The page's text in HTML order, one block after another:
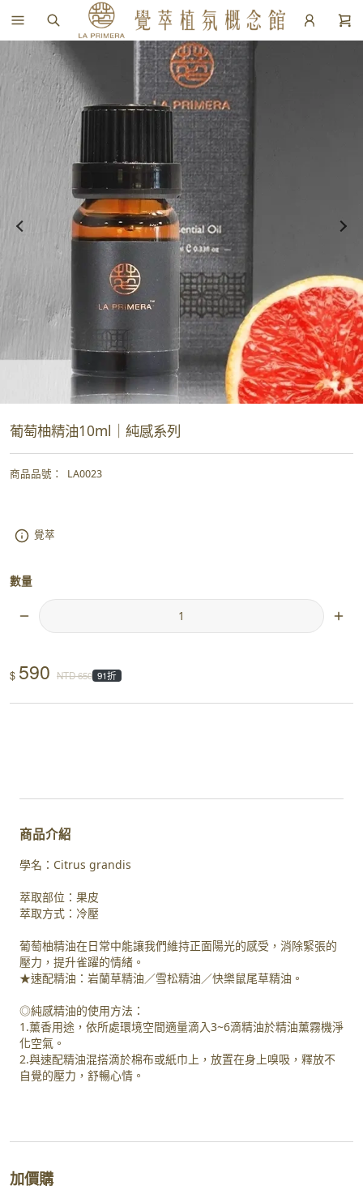
葡萄柚精油10ml｜純感系列
商品品號 ： LA0023
覺萃
數量
$ 590 NTD650 91折
商品介紹
學名：Citrus grandis
萃取部位：果皮
萃取方式：冷壓
葡萄柚精油在日常中能讓我們維持正面陽光的感受，消除緊張的
壓力，提升雀躍的情緒。
★速配精油：岩蘭草精油／雪松精油／快樂鼠尾草精油。
◎純感精油的使用方法：
1.薰香用途，依所處環境空間適量滴入3~6滴精油於精油薰霧機淨
化空氣。
2.與速配精油混搭滴於棉布或紙巾上，放置在身上嗅吸，釋放不
自覺的壓力，舒暢心情。
加價購